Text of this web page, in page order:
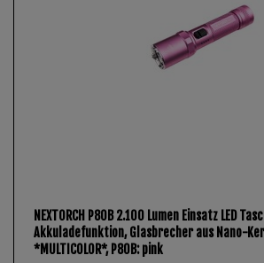
NEXTORCH P80B 2.100 Lumen Einsatz LED
Akkuladefunktion, Glasbrecher aus Nano-
*MULTICOLOR*, P80B: pink